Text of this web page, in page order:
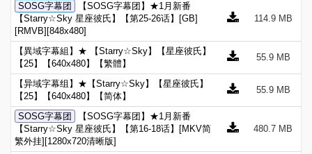
SOSG字幕团
【SOSG字幕团】★1月新番
【Starry☆Sky 星座彼氏】【第25-26话】[GB]
[RMVB][848x480]
114.9 MB
【異域字幕組】★ 【Starry☆Sky】【星座彼氏】
【25】【640x480】【繁體】
55.9 MB
【异域字幕组】★【Starry☆Sky】【星座彼氏】
【25】【640x480】【简体】
55.9 MB
SOSG字幕团
【SOSG字幕团】★1月新番
【Starry☆Sky 星座彼氏】【第16-18话】[MKV简
繁外挂][1280x720清晰版]
480.7 MB